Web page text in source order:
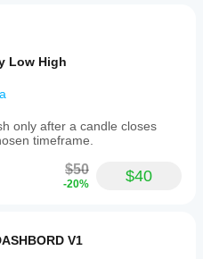
Low High
only after a candle closes
timeframe.
$50
-20% $40
V1